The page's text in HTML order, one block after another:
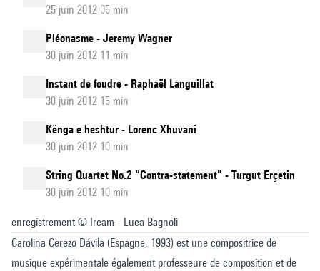
25 juin 2012 05 min
Pléonasme - Jeremy Wagner
30 juin 2012 11 min
Instant de foudre - Raphaël Languillat
30 juin 2012 15 min
Kënga e heshtur - Lorenc Xhuvani
30 juin 2012 10 min
String Quartet No.2 “Contra-statement” - Turgut Erçetin
30 juin 2012 10 min
enregistrement © Ircam - Luca Bagnoli
Carolina Cerezo Dávila (Espagne, 1993) est une compositrice de
musique expérimentale également professeure de composition et de